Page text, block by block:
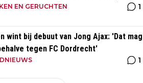
een ritme'
EN GERUCHTEN 1
wint bij debuut van Jong Ajax: 'Dat mag
tegen FC Dordrecht'
1